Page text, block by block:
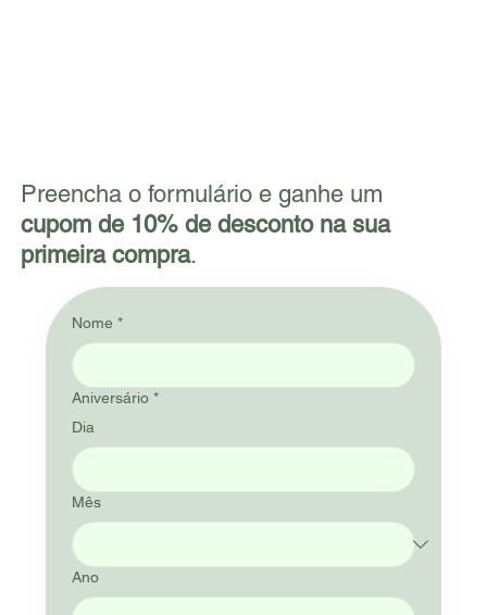
Preencha o formulário e ganhe um
cupom de 10% de desconto na sua
primeira compra.
Nome *
Aniversário *
Dia
Mês
Ano